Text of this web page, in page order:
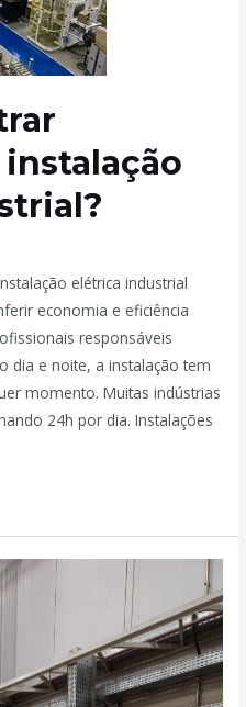
elétrica industrial
economia e eficiência
responsáveis
dia e noite, a instalação tem
momento. Muitas indústrias
24h por dia. Instalações